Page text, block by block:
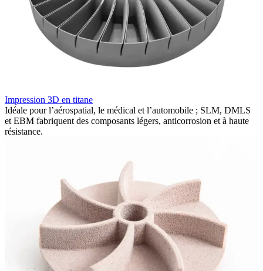
Impression 3D en titane
Idéale pour l’aérospatial, le médical et l’automobile ; SLM, DMLS
et EBM fabriquent des composants légers, anticorrosion et à haute
résistance.